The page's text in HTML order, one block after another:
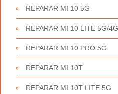
REPARAR MI 10 5G
REPARAR MI 10 LITE 5G/4G
REPARAR MI 10 PRO 5G
REPARAR MI 10T
REPARAR MI 10T LITE 5G